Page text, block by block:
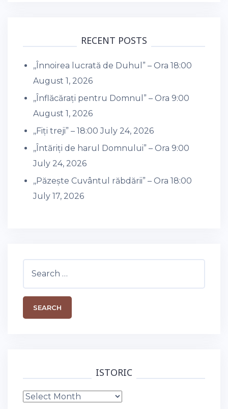
RECENT POSTS
,,Înnoirea lucrată de Duhul” – Ora 18:00
August 1, 2026
,,Înflăcărați pentru Domnul” – Ora 9:00
August 1, 2026
,,Fiți treji” – 18:00 July 24, 2026
,,Întăriți de harul Domnului” – Ora 9:00
July 24, 2026
,,Păzește Cuvântul răbdării” – Ora 18:00
July 17, 2026
ISTORIC
Istoric